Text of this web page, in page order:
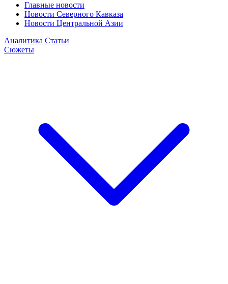
Главные новости
Новости Северного Кавказа
Новости Центральной Азии
Аналитика Статьи
Сюжеты